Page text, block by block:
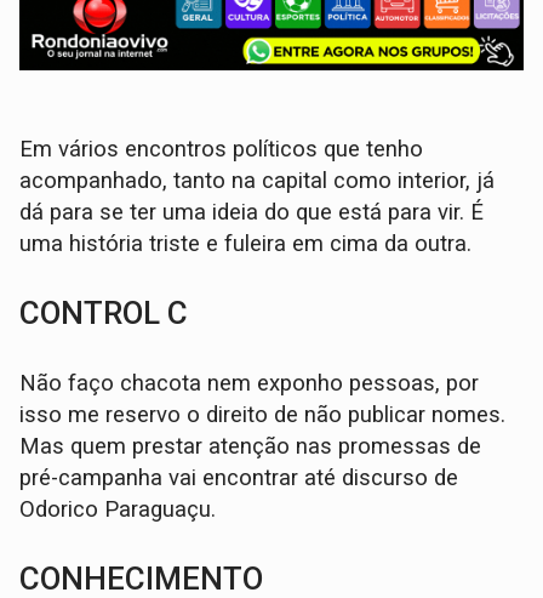
Em vários encontros políticos que tenho
acompanhado, tanto na capital como interior, já
dá para se ter uma ideia do que está para vir. É
uma história triste e fuleira em cima da outra.
CONTROL C
Não faço chacota nem exponho pessoas, por
isso me reservo o direito de não publicar nomes.
Mas quem prestar atenção nas promessas de
pré-campanha vai encontrar até discurso de
Odorico Paraguaçu.
CONHECIMENTO